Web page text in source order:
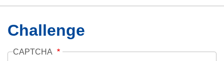
Challenge
CAPTCHA